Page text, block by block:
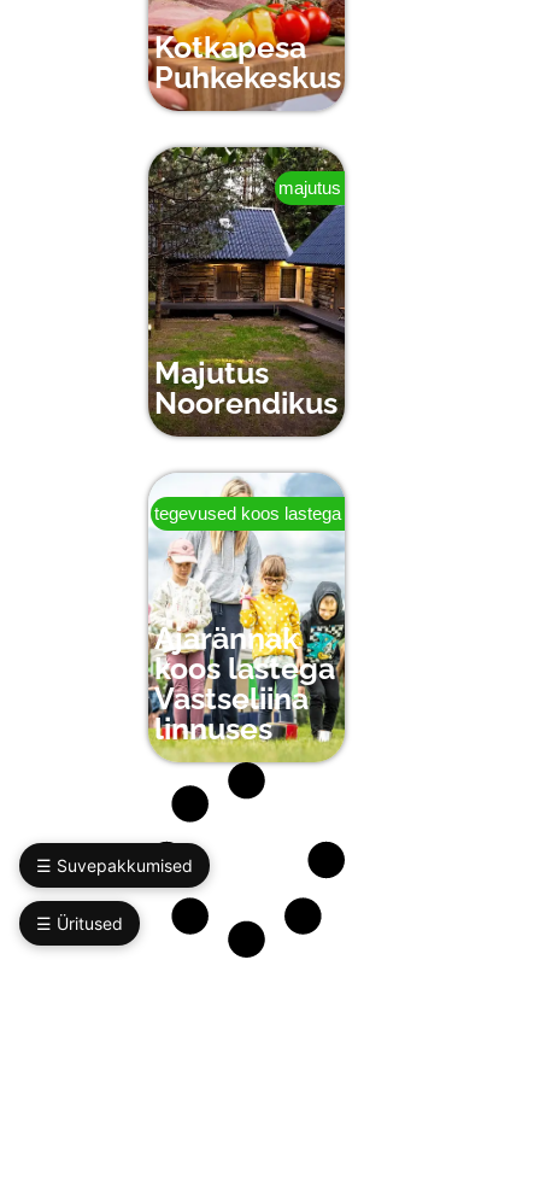
Kotkapesa
Puhkekeskus
majutus
Majutus
Noorendikus
tegevused koos lastega
Ajarännak
koos lastega
Vastseliina
linnuses
☰ Suvepakkumised
☰ Üritused